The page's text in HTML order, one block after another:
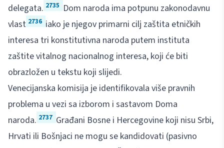
delegata. 2735 Dom naroda ima potpunu zakonodavnu
vlast 2736 iako je njegov primarni cilj zaštita etničkih
interesa tri konstitutivna naroda putem instituta
zaštite vitalnog nacionalnog interesa, koji će biti
obrazložen u tekstu koji slijedi.
Venecijanska komisija je identifikovala više pravnih
problema u vezi sa izborom i sastavom Doma
naroda. 2737 Građani Bosne i Hercegovine koji nisu Srbi,
Hrvati ili Bošnjaci ne mogu se kandidovati (pasivno